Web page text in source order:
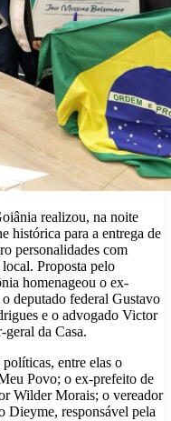
realizou, na noite
histórica para a entrega de
personalidades com
Proposta pelo
homenageou o ex-
deputado federal Gustavo
e o advogado Victor
da Casa.
entre elas o
Povo; o ex-prefeito de
Wilder Morais; o vereador
Dieyme, responsável pela